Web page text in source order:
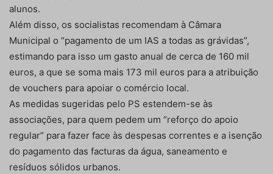
alunos.
Além disso, os socialistas recomendam à Câmara
Municipal o “pagamento de um IAS a todas as grávidas”,
estimando para isso um gasto anual de cerca de 160 mil
euros, a que se soma mais 173 mil euros para a atribuição
de vouchers para apoiar o comércio local.
As medidas sugeridas pelo PS estendem-se às
associações, para quem pedem um “reforço do apoio
regular” para fazer face às despesas correntes e a isenção
do pagamento das facturas da água, saneamento e
resíduos sólidos urbanos.